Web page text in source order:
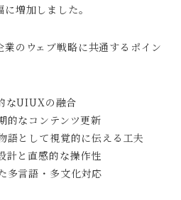
増加しました。
のウェブ戦略に共通するポイン
なUIUXの融合
的なコンテンツ更新
語として視覚的に伝える工夫
計と直感的な操作性
多言語・多文化対応